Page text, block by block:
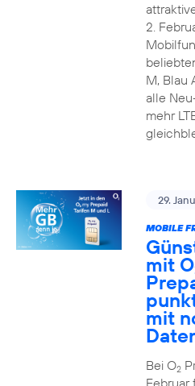
2.
M, Blau
alle
mehr
29.
MOBILE
mit O
mit
Bei O2
Februar